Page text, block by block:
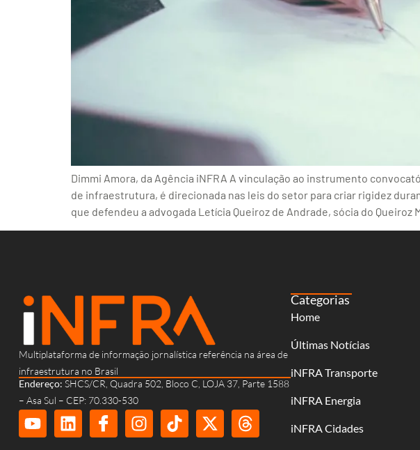
Dimmi Amora, da Agência iNFRA A vinculação ao instrumento
de infraestrutura, é direcionada nas leis do setor para criar rigidez
que defendeu a advogada Letícia Queiroz de Andrade, sócia do
Multiplataforma de informação jornalística referência na área de
infraestrutura no Brasil
Endereço: SHCS/CR, Quadra 502, Bloco C, LOJA 37, Parte 1588
– Asa Sul – CEP: 70.330-530
Categorias
Home
Últimas Notícias
iNFRA Transporte
iNFRA Energia
iNFRA Cidades